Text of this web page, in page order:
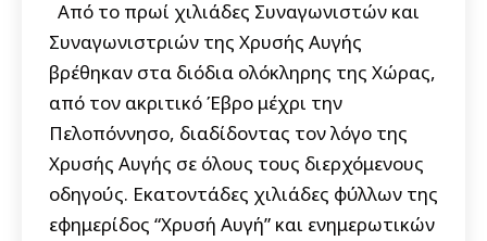
Από το πρωί χιλιάδες Συναγωνιστών και
Συναγωνιστριών της Χρυσής Αυγής
βρέθηκαν στα διόδια ολόκληρης της Χώρας,
από τον ακριτικό Έβρο μέχρι την
Πελοπόννησο, διαδίδοντας τον λόγο της
Χρυσής Αυγής σε όλους τους διερχόμενους
οδηγούς. Εκατοντάδες χιλιάδες φύλλων της
εφημερίδος “Χρυσή Αυγή” και ενημερωτικών